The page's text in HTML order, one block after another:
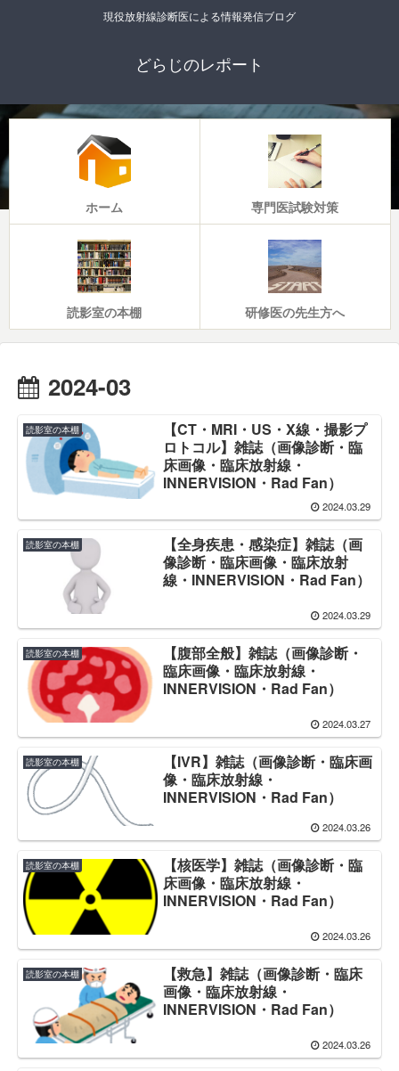
現役放射線診断医による情報発信ブログ
どらじのレポート
ホーム 専門医試験対策
読影室の本棚 研修医の先生方へ
2024-03
読影室の本棚
【CT・MRI・US・X線・撮影プ
ロトコル】雑誌（画像診断・臨
床画像・臨床放射線・
INNERVISION・Rad Fan）
2024.03.29
読影室の本棚
【全身疾患・感染症】雑誌（画
像診断・臨床画像・臨床放射
線・INNERVISION・Rad Fan）
2024.03.29
読影室の本棚
【腹部全般】雑誌（画像診断・
臨床画像・臨床放射線・
INNERVISION・Rad Fan）
2024.03.27
読影室の本棚
【IVR】雑誌（画像診断・臨床画
像・臨床放射線・
INNERVISION・Rad Fan）
2024.03.26
読影室の本棚
【核医学】雑誌（画像診断・臨
床画像・臨床放射線・
INNERVISION・Rad Fan）
2024.03.26
読影室の本棚
【救急】雑誌（画像診断・臨床
画像・臨床放射線・
INNERVISION・Rad Fan）
2024.03.26